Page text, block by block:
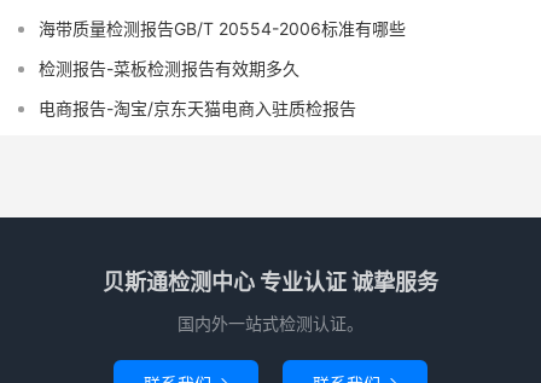
海带质量检测报告GB/T 20554-2006标准有哪些
检测报告-菜板检测报告有效期多久
电商报告-淘宝/京东天猫电商入驻质检报告
贝斯通检测中心 专业认证 诚挚服务
国内外一站式检测认证。